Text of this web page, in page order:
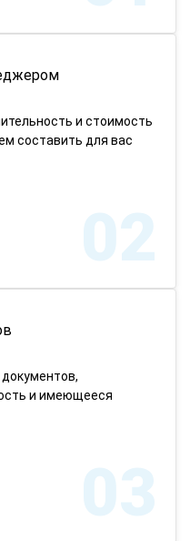
и стоимость
составить для вас
02
и имеющееся
03